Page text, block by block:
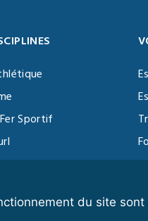
du site
Sportif
Training